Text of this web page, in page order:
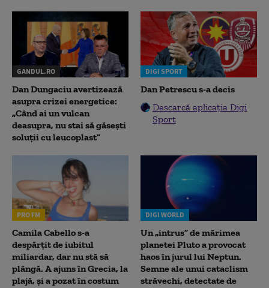
GANDUL.RO
Dan Dungaciu avertizează
asupra crizei energetice:
„Când ai un vulcan
deasupra, nu stai să găsești
soluții cu leucoplast”
DIGI SPORT
Dan Petrescu s-a decis
Descarcă aplicația Digi
Sport
PRO FM
Camila Cabello s-a
despărțit de iubitul
miliardar, dar nu stă să
plângă. A ajuns în Grecia, la
plajă, și a pozat în costum
DIGI WORLD
Un „intrus” de mărimea
planetei Pluto a provocat
haos în jurul lui Neptun.
Semne ale unui cataclism
străvechi, detectate de